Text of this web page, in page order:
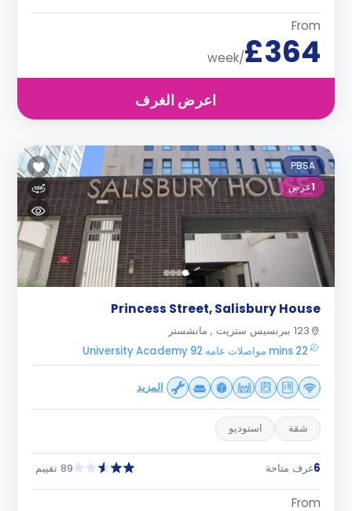
From
£364
/week
اعرض الغرف
PBSA
1عرض
Princess Street, Salisbury House
123 ببرنسيس ستريت , مانشستر
22 mins مواصلات عامه University Academy 92
المزيد
شقة استوديو
6غرف متاحة 89 تقييم
From